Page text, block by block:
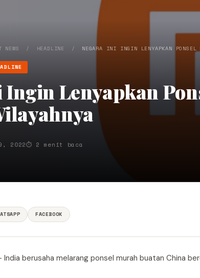
NEWS / HEADLINE / NEGARA INI INGIN LENYAPKAN PONSEL
Ingin Lenyapkan
2022⏱ 2 menit baca
FACEBOOK
India berusaha melarang ponsel murah buatan China